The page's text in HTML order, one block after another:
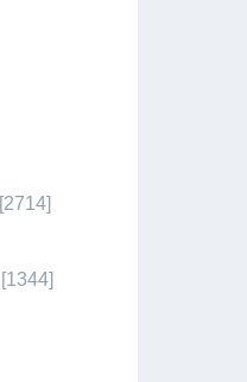
[2714]
[1344]